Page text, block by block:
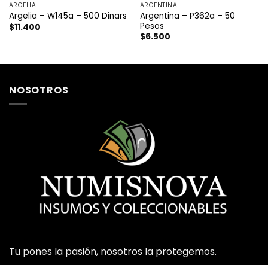
ARGELIA
Argelia – W145a – 500 Dinars
$11.400
ARGENTINA
Argentina – P362a – 50
Pesos
$6.500
NOSOTROS
Tu pones la pasión, nosotros la protegemos.